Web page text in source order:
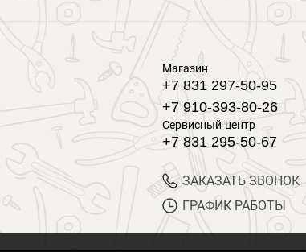
Магазин
+7 831 297-50-95
+7 910-393-80-26
Сервисный центр
+7 831 295-50-67
ЗАКАЗАТЬ ЗВОНОК
ГРАФИК РАБОТЫ